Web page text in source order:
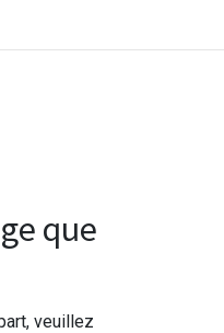
que
veuillez